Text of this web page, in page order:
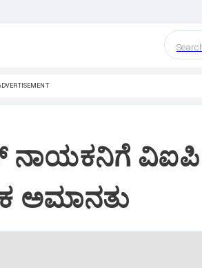
ನಾಯಕನಿಗೆ ವಿಐಪಿ
ಅಮಾನತು